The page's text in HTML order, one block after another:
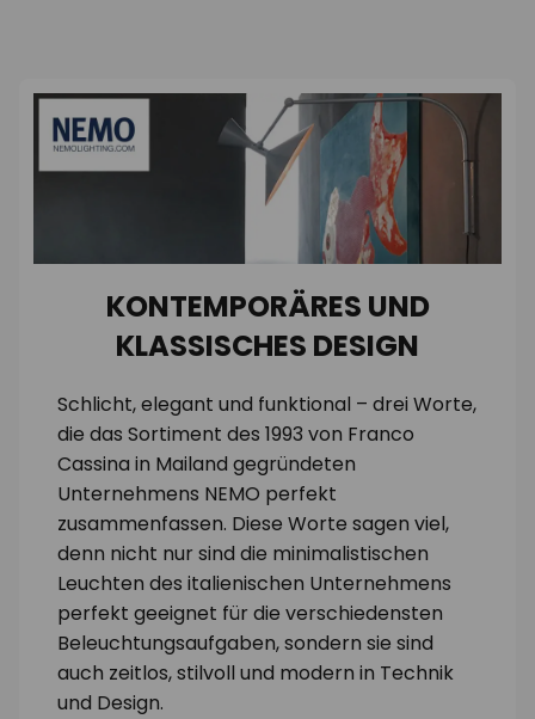
KONTEMPORÄRES UND
KLASSISCHES DESIGN
Schlicht, elegant und funktional – drei Worte,
die das Sortiment des 1993 von Franco
Cassina in Mailand gegründeten
Unternehmens NEMO perfekt
zusammenfassen. Diese Worte sagen viel,
denn nicht nur sind die minimalistischen
Leuchten des italienischen Unternehmens
perfekt geeignet für die verschiedensten
Beleuchtungsaufgaben, sondern sie sind
auch zeitlos, stilvoll und modern in Technik
und Design.